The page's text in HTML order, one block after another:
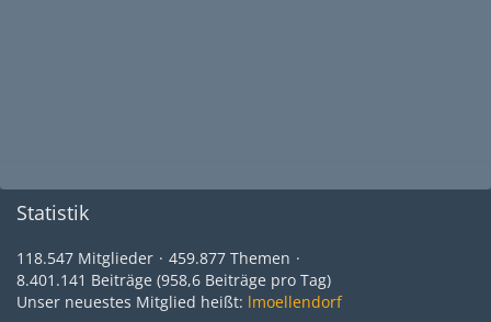
Statistik
118.547 Mitglieder
459.877 Themen
8.401.141 Beiträge (958,6 Beiträge pro Tag)
Unser neuestes Mitglied heißt: lmoellendorf